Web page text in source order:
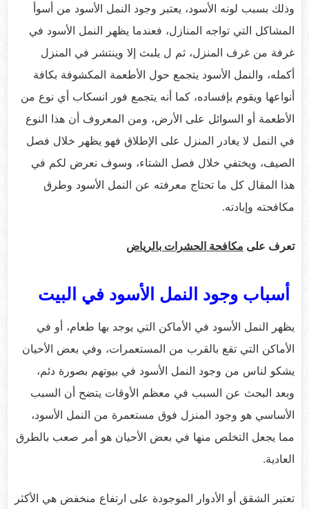
وذلك بسبب لونه الأسود، يعتبر وجود النمل الأسود من أسوأ
المشاكل التي تواجه المنازل، فعندما يظهر النمل الأسود في
غرفة من غرف المنزل، ثم ل يلبث إلا وينتشر في المنزل
أكمله، والنمل الأسود يتجمع حول الأطعمة المكشوفة بكافة
أنواعها ويقوم بإفساده، كما أنه يتجمع فور انسكاب أي نوع من
الأطعمة أو السوائل على الأرض، ومن المعروف أن هذا النوع
في النمل لا يغادر المنزل على الإطلاق فهو يظهر خلال فصل
الصيف، ويختفي خلال فصل الشتاء، وسوف نعرض لكم في
هذا المقال كل ما تحتاج معرفته عن النمل الأسود وطرق
مكافحته وإبادته.
تعرف على مكافحة الحشرات بالرياض
أسباب وجود النمل الأسود في البيت
يظهر النمل الأسود في الأماكن التي يوجد بها طعام، أو في
الأماكن التي تقع بالقرب من المستعمرات، وفي بعض الأحيان
يشكو لناس من وجود النمل الأسود في بيوتهم بصورة دئم،
وبعد البحث عن السبب في معظم الأوقات يتضح أن السبب
الأساسي هو وجود المنزل فوق مستعمرة من النمل الأسود،
مما يجعل التخلص منها في بعض الأحيان هو أمر صعب بالطرق
العادية.
تعتبر الشقق أو الأدوار الموجودة على ارتفاع منخفض هي الأكثر